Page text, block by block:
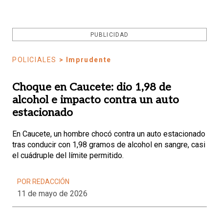
PUBLICIDAD
POLICIALES > Imprudente
Choque en Caucete: dio 1,98 de
alcohol e impacto contra un auto
estacionado
En Caucete, un hombre chocó contra un auto estacionado
tras conducir con 1,98 gramos de alcohol en sangre, casi
el cuádruple del límite permitido.
POR REDACCIÓN
11 de mayo de 2026